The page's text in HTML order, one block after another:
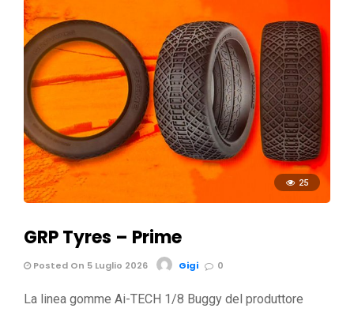
25
GRP Tyres – Prime
Posted On 5 Luglio 2026 Gigi 0
La linea gomme Ai-TECH 1/8 Buggy del produttore